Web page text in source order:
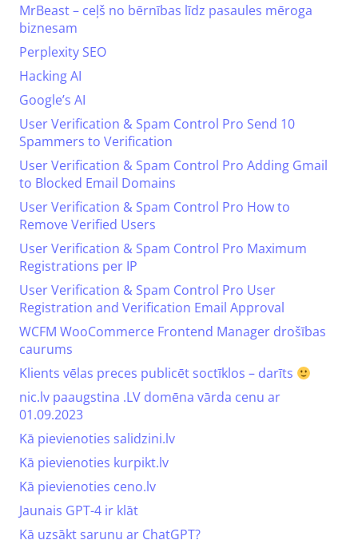
MrBeast – ceļš no bērnības līdz pasaules mēroga
biznesam
Perplexity SEO
Hacking AI
Google’s AI
User Verification & Spam Control Pro Send 10
Spammers to Verification
User Verification & Spam Control Pro Adding Gmail
to Blocked Email Domains
User Verification & Spam Control Pro How to
Remove Verified Users
User Verification & Spam Control Pro Maximum
Registrations per IP
User Verification & Spam Control Pro User
Registration and Verification Email Approval
WCFM WooCommerce Frontend Manager drošības
caurums
Klients vēlas preces publicēt soctīklos – darīts
nic.lv paaugstina .LV domēna vārda cenu ar
01.09.2023
Kā pievienoties salidzini.lv
Kā pievienoties kurpikt.lv
Kā pievienoties ceno.lv
Jaunais GPT-4 ir klāt
Kā uzsākt sarunu ar ChatGPT?